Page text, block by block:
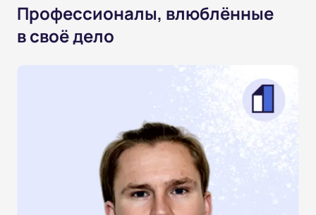
Профессионалы, влюблённые
в своё дело